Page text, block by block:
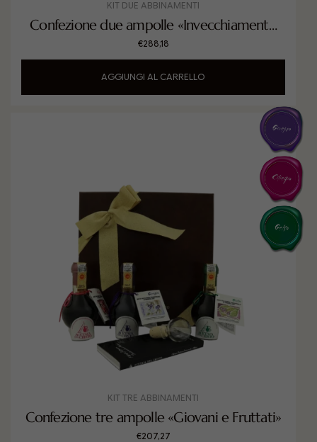
KIT DUE ABBINAMENTI
Confezione due ampolle «Invecchiamento
Evoluto»
€288,18
AGGIUNGI AL CARRELLO
KIT TRE ABBINAMENTI
Confezione tre ampolle «Giovani e Fruttati»
€207,27